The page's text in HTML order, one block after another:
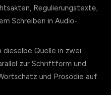
Regulierungstexte,
Schreiben in Audio-
dieselbe Quelle in zwei
zur Schriftform und
und Prosodie auf.